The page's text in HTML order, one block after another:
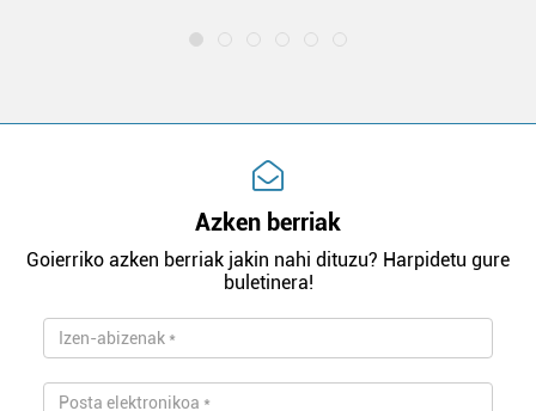
Azken berriak
Goierriko azken berriak jakin nahi dituzu? Harpidetu gure
buletinera!